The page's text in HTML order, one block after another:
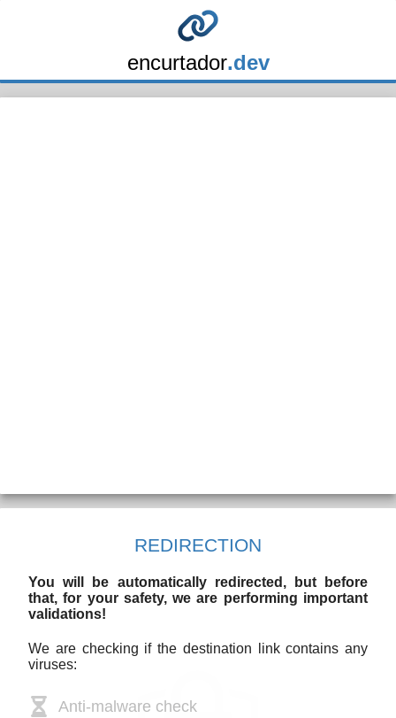
encurtador.dev
REDIRECTION
You will be automatically redirected, but before
that, for your safety, we are performing important
validations!
We are checking if the destination link contains any
viruses:
Anti-malware check